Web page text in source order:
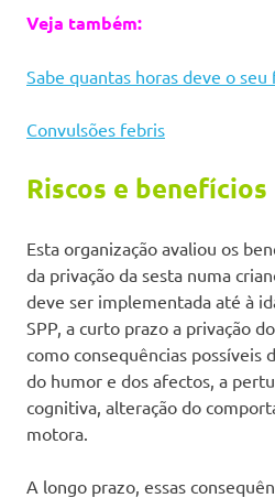
Veja também:
Sabe quantas horas deve o
Convulsões febris
Riscos e benefícios
Esta organização avaliou os
da privação da sesta numa
deve ser implementada até à
SPP, a curto prazo a privação
como consequências possíveis
do humor e dos afectos, a
cognitiva, alteração do
motora.
A longo prazo, essas